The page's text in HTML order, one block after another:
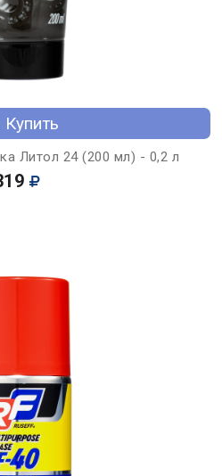
Купить
Литол 24 (200 мл) - 0,2 л